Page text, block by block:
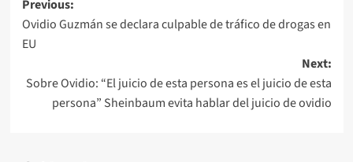
Post
navigation
Previous:
Ovidio Guzmán se declara culpable de tráfico de drogas en
EU
Next:
Sobre Ovidio: “El juicio de esta persona es el juicio de esta
persona” Sheinbaum evita hablar del juicio de ovidio